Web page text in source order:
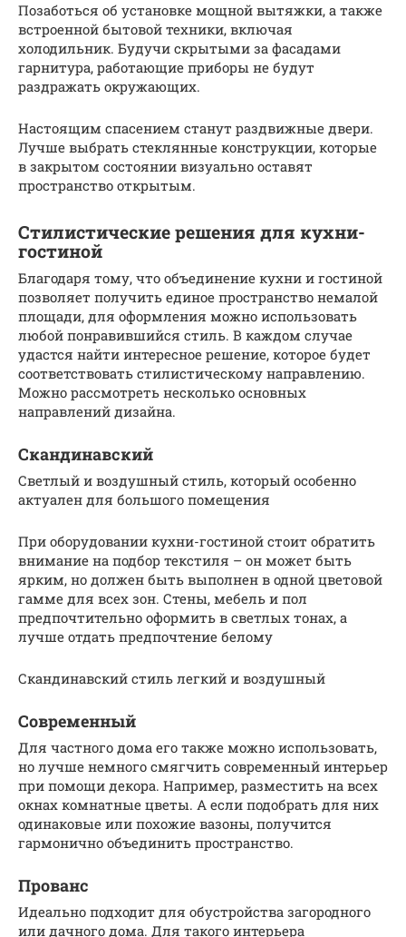
Позаботься об установке мощной вытяжки, а также
встроенной бытовой техники, включая
холодильник. Будучи скрытыми за фасадами
гарнитура, работающие приборы не будут
раздражать окружающих.
Настоящим спасением станут раздвижные двери.
Лучше выбрать стеклянные конструкции, которые
в закрытом состоянии визуально оставят
пространство открытым.
Стилистические решения для кухни-
гостиной
Благодаря тому, что объединение кухни и гостиной
позволяет получить единое пространство немалой
площади, для оформления можно использовать
любой понравившийся стиль. В каждом случае
удастся найти интересное решение, которое будет
соответствовать стилистическому направлению.
Можно рассмотреть несколько основных
направлений дизайна.
Скандинавский
Светлый и воздушный стиль, который особенно
актуален для большого помещения
При оборудовании кухни-гостиной стоит обратить
внимание на подбор текстиля – он может быть
ярким, но должен быть выполнен в одной цветовой
гамме для всех зон. Стены, мебель и пол
предпочтительно оформить в светлых тонах, а
лучше отдать предпочтение белому
Скандинавский стиль легкий и воздушный
Современный
Для частного дома его также можно использовать,
но лучше немного смягчить современный интерьер
при помощи декора. Например, разместить на всех
окнах комнатные цветы. А если подобрать для них
одинаковые или похожие вазоны, получится
гармонично объединить пространство.
Прованс
Идеально подходит для обустройства загородного
или дачного дома. Для такого интерьера